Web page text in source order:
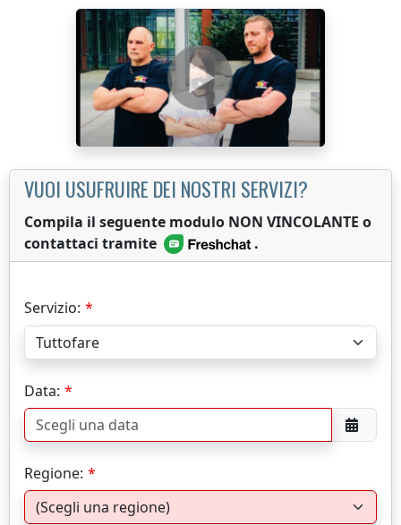
VUOI USUFRUIRE DEI NOSTRI SERVIZI?
Compila il seguente modulo NON VINCOLANTE o
contattaci tramite
.
Servizio:
Data:
Regione: